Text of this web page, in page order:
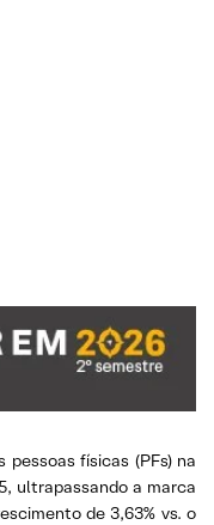
físicas (PFs) na
ultrapassando a marca
de 3,63% vs. o